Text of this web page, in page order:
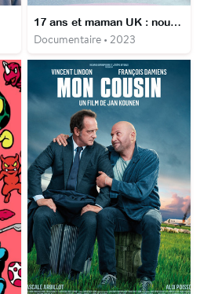
17 ans et maman UK : nouvelle génération
Documentaire • 2023